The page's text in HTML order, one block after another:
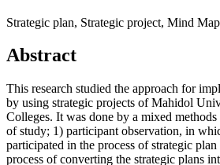
Strategic plan, Strategic project, Mind
Abstract
This research studied the approach for
by using strategic projects of Mahidol
Colleges. It was done by a mixed methods
of study; 1) participant observation, in
participated in the process of strategic
process of converting the strategic plans